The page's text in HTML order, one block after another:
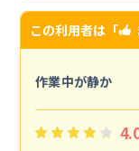
この利用者は「
作業中が静か